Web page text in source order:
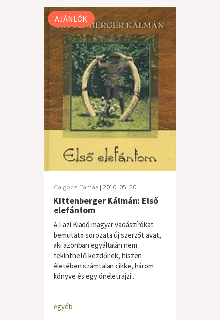
AJÁNLÓK
Galgóczi Tamás | 2010. 05. 30.
Kittenberger Kálmán: Első
elefántom
A Lazi Kiadó magyar vadászírókat
bemutató sorozata új szerzőt avat,
aki azonban egyáltalán nem
tekinthető kezdőnek, hiszen
életében számtalan cikke, három
könyve és egy önéletrajzi...
egyéb